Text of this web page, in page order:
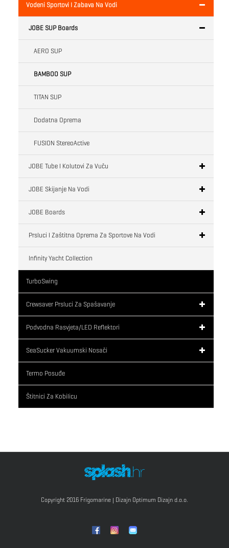
Vodeni Sportovi I Zabava Na Vodi
JOBE SUP Boards
AERO SUP
BAMBOO SUP
TITAN SUP
Dodatna Oprema
FUSION StereoActive
JOBE Tube I Kolutovi Za Vuču
JOBE Skijanje Na Vodi
JOBE Boards
Prsluci I Zaštitna Oprema Za Sportove Na Vodi
Infinity Yacht Collection
TurboSwing
Crewsaver Prsluci Za Spašavanje
Podvodna Rasvjeta/LED Reflektori
SeaSucker Vakuumski Nosači
Termo Posuđe
Štitnici Za Kobilicu
Copyright 2016 Frigomarine | Dizajn Optimum Dizajn d.o.o.